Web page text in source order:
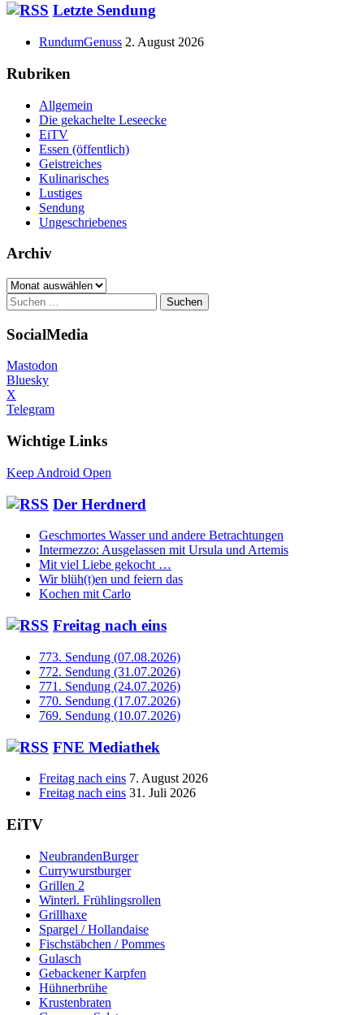
Haupt-
Seitenleiste
Letzte Sendung
RundumGenuss 2. August 2026
Rubriken
Allgemein
Die gekachelte Leseecke
EiTV
Essen (öffentlich)
Geistreiches
Kulinarisches
Lustiges
Sendung
Ungeschriebenes
Archiv
Archiv
Suchen
nach:
SocialMedia
Mastodon
Bluesky
X
Telegram
Wichtige Links
Keep Android Open
Der Herdnerd
Geschmortes Wasser und andere Betrachtungen
Intermezzo: Ausgelassen mit Ursula und Artemis
Mit viel Liebe gekocht …
Wir blüh(t)en und feiern das
Kochen mit Carlo
Freitag nach eins
773. Sendung (07.08.2026)
772. Sendung (31.07.2026)
771. Sendung (24.07.2026)
770. Sendung (17.07.2026)
769. Sendung (10.07.2026)
FNE Mediathek
Freitag nach eins 7. August 2026
Freitag nach eins 31. Juli 2026
EiTV
NeubrandenBurger
Currywurstburger
Grillen 2
Winterl. Frühlingsrollen
Grillhaxe
Spargel / Hollandaise
Fischstäbchen / Pommes
Gulasch
Gebackener Karpfen
Hühnerbrühe
Krustenbraten